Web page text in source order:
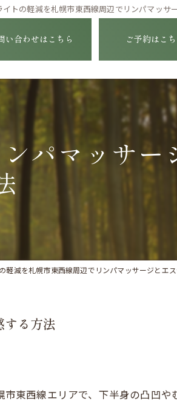
イトの軽減を札幌市東西線周辺でリンパマッサ
い合わせはこちら ご予約はこち
パマッサー
軽減を札幌市東西線周辺でリンパマッサージとエ
する方法
東西線エリアで、下半身の凸凹や